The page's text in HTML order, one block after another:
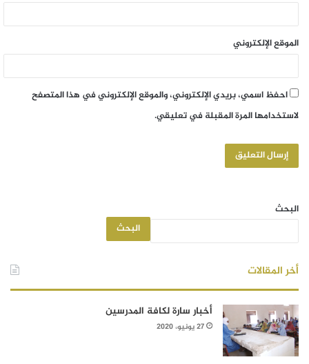
الموقع الإلكتروني
احفظ اسمي، بريدي الإلكتروني، والموقع الإلكتروني في هذا المتصفح
لاستخدامها المرة المقبلة في تعليقي.
البحث
البحث
أخر المقالات
أخبار سارة لكافة المدرسين
27 يونيو، 2020